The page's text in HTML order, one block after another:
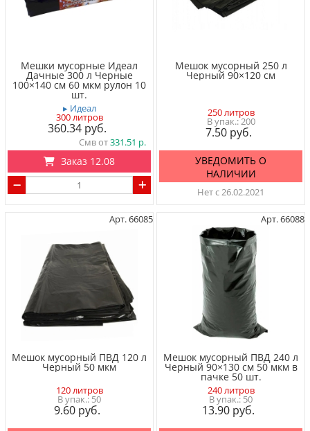
Мешки мусорные Идеал
Дачные 300 л Черные
100×140 см 60 мкм рулон 10
шт.
▸ Идеал
300 литров
360.34
Смв от331.51
Заказ 12.08
Мешок мусорный 250 л
Черный 90×120 см
250 литров
200
7.50
УВЕДОМИТЬ О
НАЛИЧИИ
Нет с 26.02.2021
Арт. 66085
Мешок мусорный ПВД 120 л
Черный 50 мкм
120 литров
50
9.60
Арт. 66088
Мешок мусорный ПВД 240 л
Черный 90×130 см 50 мкм в
пачке 50 шт.
240 литров
50
13.90